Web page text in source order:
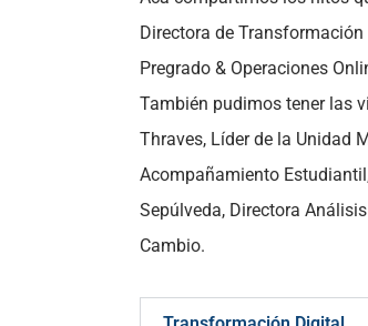
Directora de
Pregrado & Operaciones
También pudimos tener las
Thraves, Líder de la Unidad
Acompañamiento
Sepúlveda, Directora
Cambio.